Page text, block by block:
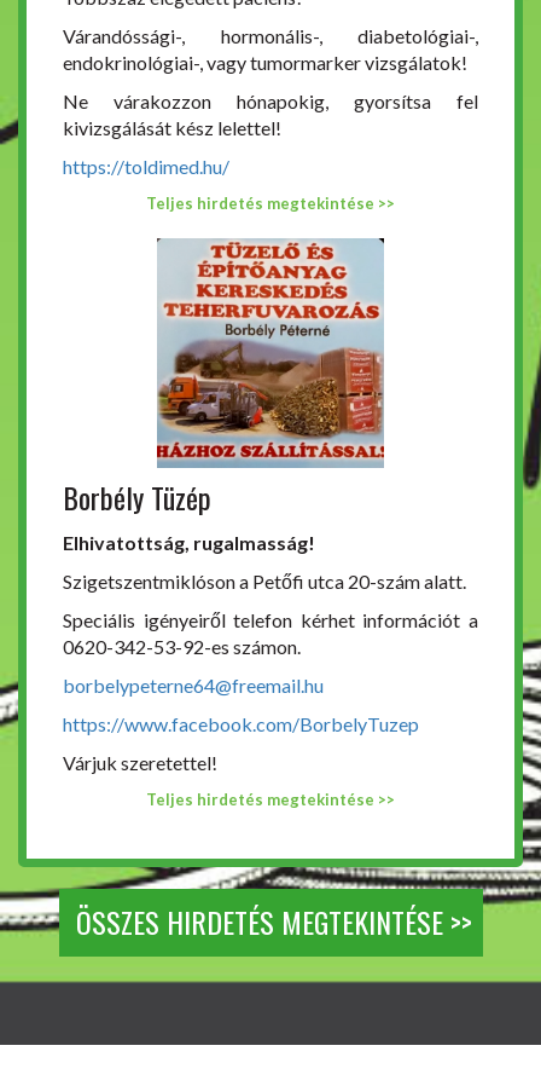
Várandóssági-, hormonális-, diabetológiai-,
endokrinológiai-, vagy tumormarker vizsgálatok!
Ne várakozzon hónapokig, gyorsítsa fel
kivizsgálását kész lelettel!
https://toldimed.hu/
Teljes hirdetés megtekintése >>
Borbély Tüzép
Elhivatottság, rugalmasság!
Szigetszentmiklóson a Petőfi utca 20-szám alatt.
Speciális igényeiről telefon kérhet információt a
0620-342-53-92-es számon.
borbelypeterne64@freemail.hu
https://www.facebook.com/BorbelyTuzep
Várjuk szeretettel!
Teljes hirdetés megtekintése >>
ÖSSZES HIRDETÉS MEGTEKINTÉSE >>